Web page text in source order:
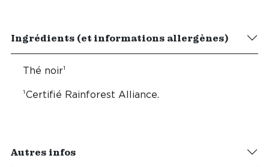
Ingrédients (et informations allergènes)
Thé noir¹
¹Certifié Rainforest Alliance.
Autres infos